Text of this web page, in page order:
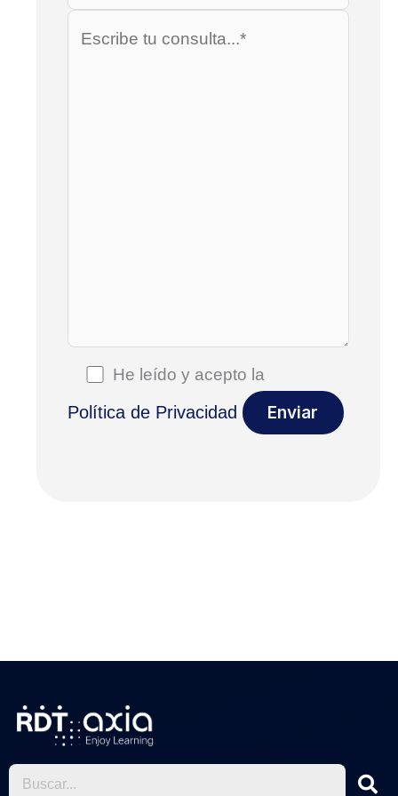
He leído y acepto la
Política de Privacidad